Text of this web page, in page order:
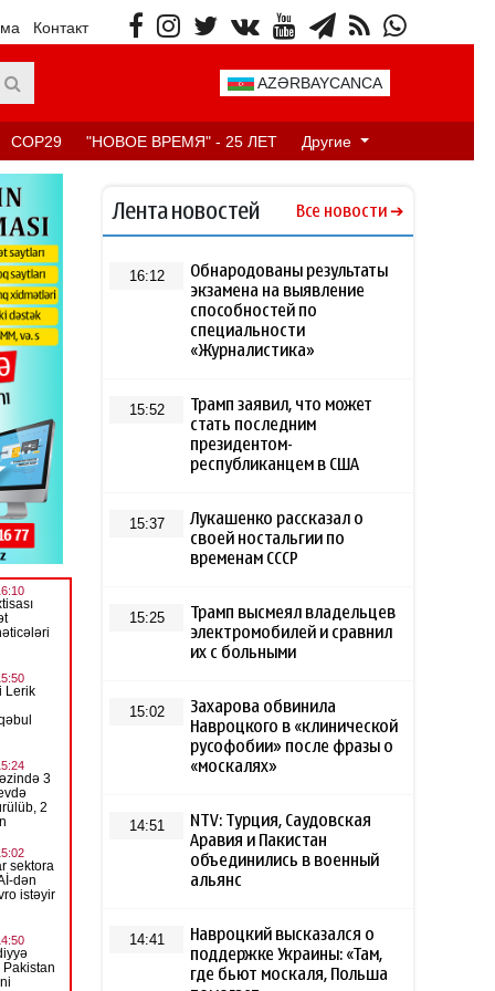
Контакт
AZƏRBAYCANCA
COP29 "НОВОЕ ВРЕМЯ" - 25 ЛЕТ Другие
Лента новостей Все новости
16:12
Обнародованы результаты
экзамена на выявление
способностей по
специальности
«Журналистика»
15:52
Трамп заявил, что может
стать последним
президентом-
республиканцем в США
15:37
Лукашенко рассказал о
своей ностальгии по
временам СССР
15:25
Трамп высмеял владельцев
электромобилей и сравнил
их с больными
15:02
Захарова обвинила
Навроцкого в «клинической
русофобии» после фразы о
«москалях»
14:51
NTV: Турция, Саудовская
Аравия и Пакистан
объединились в военный
альянс
14:41
Навроцкий высказался о
поддержке Украины: «Там,
где бьют москаля, Польша